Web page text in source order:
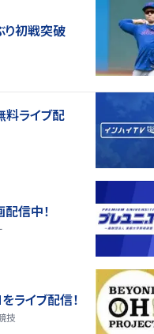
初戦突破
ライブ配
信中！
ライブ配信！
技